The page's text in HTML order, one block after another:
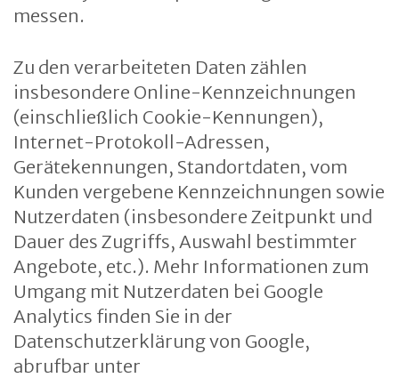
messen.
Zu den verarbeiteten Daten zählen
insbesondere Online-Kennzeichnungen
(einschließlich Cookie-Kennungen),
Internet-Protokoll-Adressen,
Gerätekennungen, Standortdaten, vom
Kunden vergebene Kennzeichnungen sowie
Nutzerdaten (insbesondere Zeitpunkt und
Dauer des Zugriffs, Auswahl bestimmter
Angebote, etc.). Mehr Informationen zum
Umgang mit Nutzerdaten bei Google
Analytics finden Sie in der
Datenschutzerklärung von Google,
abrufbar unter